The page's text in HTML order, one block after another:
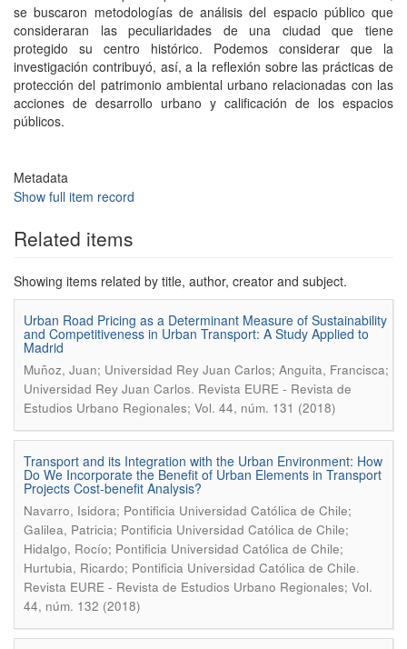
se buscaron metodologías de análisis del espacio público que
consideraran las peculiaridades de una ciudad que tiene
protegido su centro histórico. Podemos considerar que la
investigación contribuyó, así, a la reflexión sobre las prácticas de
protección del patrimonio ambiental urbano relacionadas con las
acciones de desarrollo urbano y calificación de los espacios
públicos.
Metadata
Show full item record
Related items
Showing items related by title, author, creator and subject.
Urban Road Pricing as a Determinant Measure of Sustainability
and Competitiveness in Urban Transport: A Study Applied to
Madrid
Muñoz, Juan; Universidad Rey Juan Carlos; Anguita, Francisca;
Universidad Rey Juan Carlos. Revista EURE - Revista de
Estudios Urbano Regionales; Vol. 44, núm. 131 (2018)
Transport and its Integration with the Urban Environment: How
Do We Incorporate the Benefit of Urban Elements in Transport
Projects Cost-benefit Analysis?
Navarro, Isidora; Pontificia Universidad Católica de Chile;
Galilea, Patricia; Pontificia Universidad Católica de Chile;
Hidalgo, Rocío; Pontificia Universidad Católica de Chile;
Hurtubia, Ricardo; Pontificia Universidad Católica de Chile.
Revista EURE - Revista de Estudios Urbano Regionales; Vol.
44, núm. 132 (2018)